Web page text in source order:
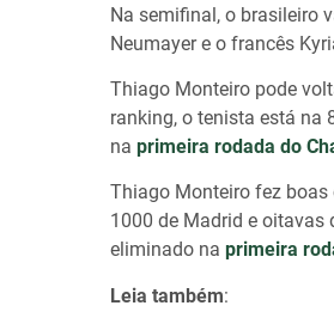
Na semifinal, o brasileiro
Neumayer e o francês
Thiago Monteiro pode
ranking, o tenista está na
na primeira rodada do
Thiago Monteiro fez boas
1000 de Madrid e oitavas
eliminado na primeira
Leia também: